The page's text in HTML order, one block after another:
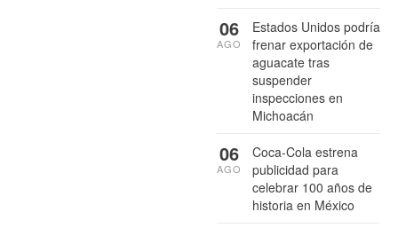
Estados Unidos podría
frenar exportación de
aguacate tras
suspender
inspecciones en
Michoacán
06
AGO
Coca-Cola estrena
publicidad para
celebrar 100 años de
historia en México
06
AGO